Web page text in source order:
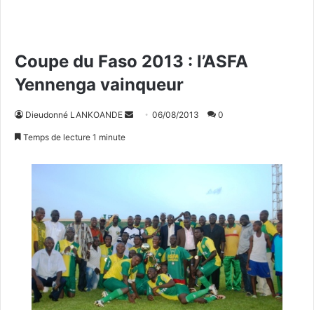
Coupe du Faso 2013 : l’ASFA
Yennenga vainqueur
Dieudonné LANKOANDE
o
r
u
n
c
o
u
06/08/2013 0
Temps de lecture 1 minute